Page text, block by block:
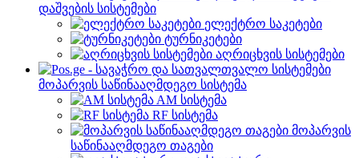
დაშვების სისტემები
ელექტრო საკეტები
ტურნიკეტები
აღრიცხვის სისტემები
მოპარვის საწინააღმდეგო სისტემა
AM სისტემა
RF სისტემა
მოპარვის
საწინააღმდეგო თაგები